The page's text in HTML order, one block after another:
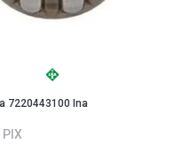
7220443100 Ina